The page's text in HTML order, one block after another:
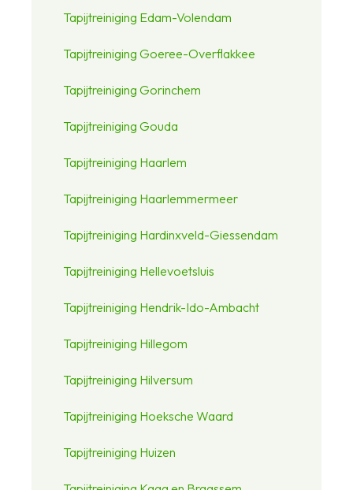
Tapijtreiniging Edam-Volendam
Tapijtreiniging Goeree-Overflakkee
Tapijtreiniging Gorinchem
Tapijtreiniging Gouda
Tapijtreiniging Haarlem
Tapijtreiniging Haarlemmermeer
Tapijtreiniging Hardinxveld-Giessendam
Tapijtreiniging Hellevoetsluis
Tapijtreiniging Hendrik-Ido-Ambacht
Tapijtreiniging Hillegom
Tapijtreiniging Hilversum
Tapijtreiniging Hoeksche Waard
Tapijtreiniging Huizen